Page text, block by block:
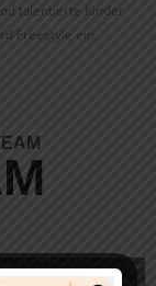
talentierte Kinder
Freestyle ein.